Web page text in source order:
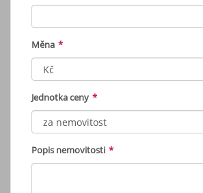
Měna *
Jednotka ceny *
Popis nemovitosti *